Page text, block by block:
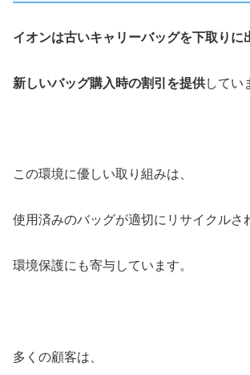
イオンは古いキャリーバッグを下取りに
新しいバッグ購入時の割引を提供してい
この環境に優しい取り組みは、
使用済みのバッグが適切にリサイクルさ
環境保護にも寄与しています。
多くの顧客は、